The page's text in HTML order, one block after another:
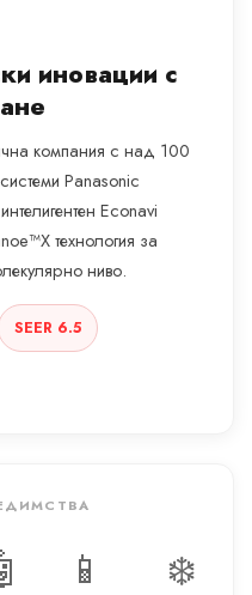
иновации с
компания с над 100
Panasonic
Econavi
технология за
ниво.
SEER 6.5
📱 ❄️